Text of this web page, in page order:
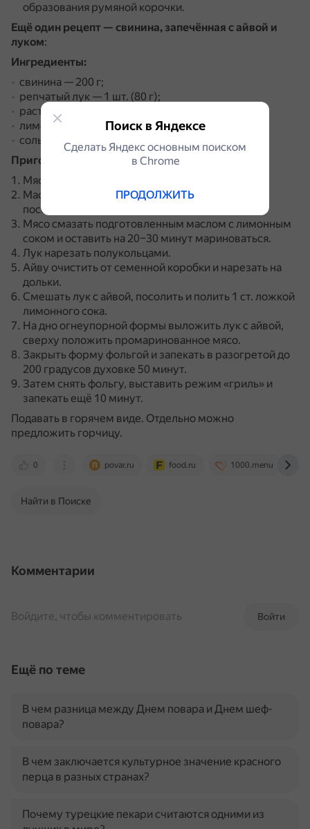
образования румяной корочки.
Ещё один рецепт — свинина, запечённая с айвой и
луком:
Ингредиенты:
свинина — 200 г;
репчатый лук — 1 шт. (80 г);
растительное масло — 50 мл;
лимонный сок — 2 ст. л.;
соль и чёрный перец молотый по вкусу.
Приготовление:
Мясо нарезать на широкие ломтики.
Масло смешать с 1 ст. ложкой лимонного сока,
посолить, поперчить.
Мясо смазать подготовленным маслом с лимонным
соком и оставить на 20–30 минут мариноваться.
Лук нарезать полукольцами.
Айву очистить от семенной коробки и нарезать на
дольки.
Смешать лук с айвой, посолить и полить 1 ст. ложкой
лимонного сока.
На дно огнеупорной формы выложить лук с айвой,
сверху положить промаринованное мясо.
Закрыть форму фольгой и запекать в разогретой до
200 градусов духовке 50 минут.
Затем снять фольгу, выставить режим «гриль» и
запекать ещё 10 минут.
Подавать в горячем виде. Отдельно можно
предложить горчицу.
0 povar.ru food.ru 1000.menu
Найти в Поиске
Комментарии
Войти
Войдите, чтобы комментировать
Ещё по теме
В чем разница между Днем повара и Днем шеф-
повара?
В чем заключается культурное значение красного
перца в разных странах?
Почему турецкие пекари считаются одними из
Поиск в Яндексе
Сделать Яндекс основным поиском
в Сhrome
ПРОДОЛЖИТЬ